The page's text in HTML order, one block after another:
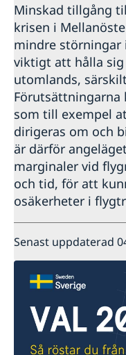
Minskad tillgång
krisen i
mindre störningar
viktigt att hålla
utomlands,
Förutsättningarna
som till exempel
dirigeras om och
är därför
marginaler vid
och tid, för att
osäkerheter i
Senast uppdaterad